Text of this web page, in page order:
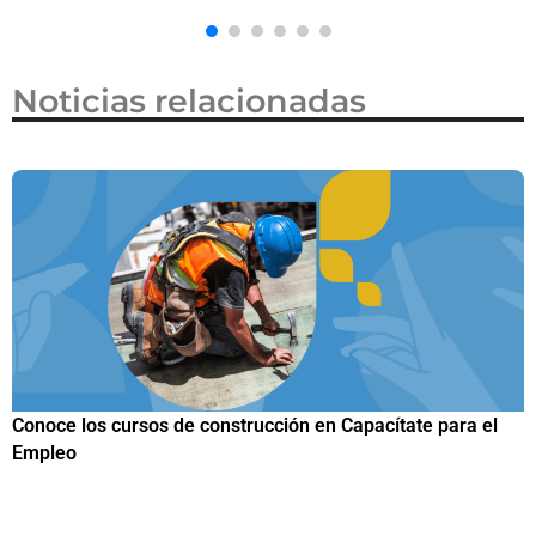
Noticias relacionadas
el
Papuchis y el Sueño Michoacano como alternativa
productiva